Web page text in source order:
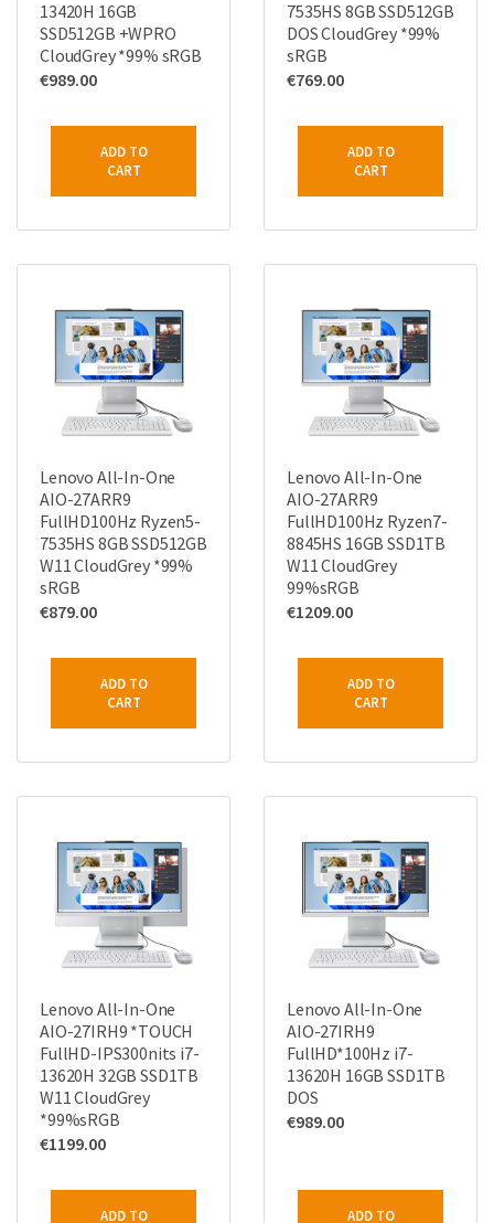
13420H 16GB
SSD512GB +WPRO
CloudGrey *99% sRGB
€989.00
ADD TO
CART
7535HS 8GB SSD512GB
DOS CloudGrey *99%
sRGB
€769.00
ADD TO
CART
Lenovo All-In-One
AIO-27ARR9
FullHD100Hz Ryzen5-
7535HS 8GB SSD512GB
W11 CloudGrey *99%
sRGB
€879.00
ADD TO
CART
Lenovo All-In-One
AIO-27ARR9
FullHD100Hz Ryzen7-
8845HS 16GB SSD1TB
W11 CloudGrey
99%sRGB
€1209.00
ADD TO
CART
Lenovo All-In-One
AIO-27IRH9 *TOUCH
FullHD-IPS300nits i7-
13620H 32GB SSD1TB
W11 CloudGrey
*99%sRGB
€1199.00
ADD TO
Lenovo All-In-One
AIO-27IRH9
FullHD*100Hz i7-
13620H 16GB SSD1TB
DOS
€989.00
ADD TO